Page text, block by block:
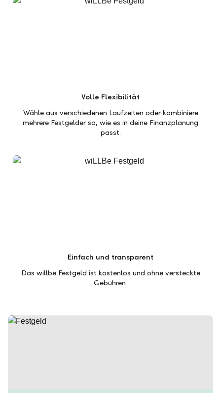
Volle Flexibilität
Wähle aus verschiedenen Laufzeiten oder kombiniere
mehrere Festgelder so, wie es in deine Finanzplanung
passt.
Einfach und transparent
Das willbe Festgeld ist kostenlos und ohne versteckte
Gebühren.